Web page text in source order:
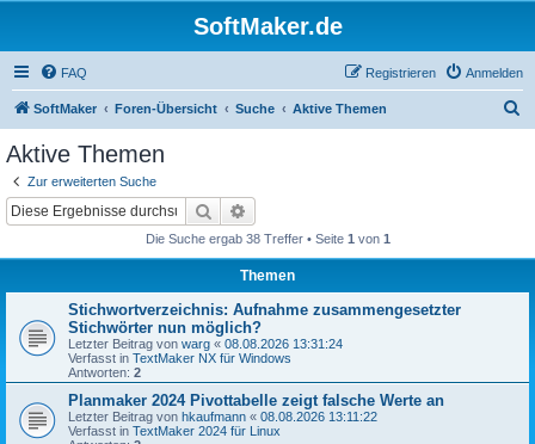
SoftMaker.de
FAQ Anmelden
Registrieren
SoftMaker Foren-Übersicht Suche Aktive Themen
Aktive Themen
Zur erweiterten Suche
Suche
Die Suche ergab 38 Treffer • Seite 1 von 1
Themen
Stichwortverzeichnis: Aufnahme zusammengesetzter
Stichwörter nun möglich?
Letzter Beitrag von warg « 08.08.2026 13:31:24
Verfasst in TextMaker NX für Windows
Antworten: 2
Planmaker 2024 Pivottabelle zeigt falsche Werte an
Letzter Beitrag von hkaufmann « 08.08.2026 13:11:22
Verfasst in TextMaker 2024 für Linux